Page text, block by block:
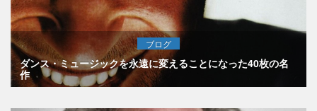
ブログ
ダンス・ミュージックを永遠に変えることになった40枚の名
作